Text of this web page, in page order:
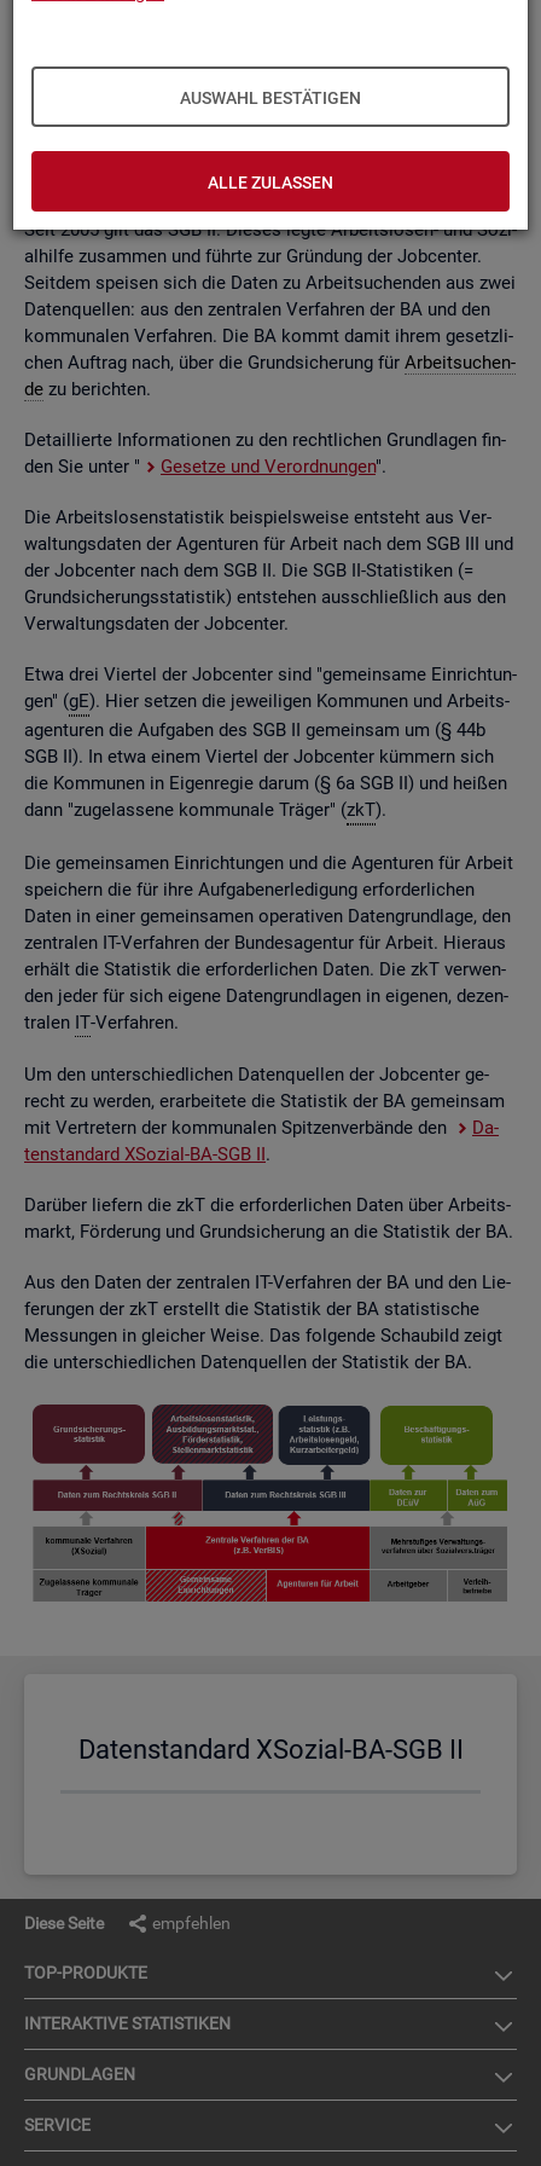
AUSWAHL BESTÄTIGEN
ALLE ZULASSEN
Grund­la­ge kön­nen Be­stän­de, Zu- und Ab­gän­ge,Dau­ern, Leis­
tungs­hö­hen und viele an­de­re sta­tis­ti­sche Mess­grö­ßen er­mit­
telt wer­den. Die Werte lie­gen re­gio­nal tief ge­glie­dert und
nach viel­fäl­ti­gen so­zio­de­mo­gra­fi­schen und er­werbs­bio­gra­fi­
Seit 2005 gilt das SGB II. Die­ses legte Ar­beits­lo­sen- und So­zi­
al­hil­fe zu­sam­men und führ­te zur Grün­dung der Job­cen­ter.
Seit­dem spei­sen sich die Daten zu Ar­beit­su­chen­den aus zwei
Da­ten­quel­len: aus den zen­tra­len Ver­fah­ren der BA und den
kom­mu­na­len Ver­fah­ren. Die BA kommt damit ihrem ge­setz­li­
chen Auf­trag nach, über die Grund­si­che­rung für Ar­beit­su­chen­
de zu be­rich­ten.
De­tail­lier­te In­for­ma­tio­nen zu den recht­li­chen Grund­la­gen fin­
den Sie unter "
Ge­set­ze und Ver­ord­nun­gen".
Die Ar­beits­lo­sen­sta­tis­tik bei­spiels­wei­se ent­steht aus Ver­
wal­tungs­da­ten der Agen­tu­ren für Ar­beit nach dem SGB III und
der Job­cen­ter nach dem SGB II. Die SGB II-Sta­tis­ti­ken (=
Grund­si­che­rungs­sta­tis­tik) ent­ste­hen aus­schlie­ß­lich aus den
Ver­wal­tungs­da­ten der Job­cen­ter.
Etwa drei Vier­tel der Job­cen­ter sind "ge­mein­sa­me Ein­rich­tun­
gen" (gE). Hier set­zen die je­wei­li­gen Kom­mu­nen und Ar­beits­
agen­tu­ren die Auf­ga­ben des SGB II ge­mein­sam um (§ 44b
SGB II). In etwa einem Vier­tel der Job­cen­ter küm­mern sich
die Kom­mu­nen in Ei­gen­re­gie darum (§ 6a SGB II) und hei­ßen
dann "zu­ge­las­se­ne kom­mu­na­le Trä­ger" (zkT).
Die ge­mein­sa­men Ein­rich­tun­gen und die Agen­tu­ren für Ar­beit
spei­chern die für ihre Auf­ga­ben­er­le­di­gung er­for­der­li­chen
Daten in einer ge­mein­sa­men ope­ra­ti­ven Da­ten­grund­la­ge, den
zen­tra­len IT-Ver­fah­ren der Bun­des­agen­tur für Ar­beit. Hier­aus
er­hält die Sta­tis­tik die er­for­der­li­chen Daten. Die zkT ver­wen­
den jeder für sich ei­ge­ne Da­ten­grund­la­gen in ei­ge­nen, de­zen­
tra­len IT-Ver­fah­ren.
Um den un­ter­schied­li­chen Da­ten­quel­len der Job­cen­ter ge­
recht zu wer­den, er­ar­bei­te­te die Sta­tis­tik der BA ge­mein­sam
mit Ver­tre­tern der kom­mu­na­len Spit­zen­ver­bän­de den
Da­
ten­stan­dard XSo­zi­al-BA-SGB II.
Dar­über lie­fern die zkT die er­for­der­li­chen Daten über Ar­beits­
markt, För­de­rung und Grund­si­che­rung an die Sta­tis­tik der BA.
Aus den Daten der zen­tra­len IT-Ver­fah­ren der BA und den Lie­
fe­run­gen der zkT er­stellt die Sta­tis­tik der BA sta­tis­ti­sche
Mes­sun­gen in glei­cher Weise. Das fol­gen­de Schau­bild zeigt
die un­ter­schied­li­chen Da­ten­quel­len der Sta­tis­tik der BA.
Da­ten­stan­dard XSo­zi­al-BA-SGB II
Diese Seite empfehlen
TOP-PRO­DUK­TE
IN­TER­AK­TI­VE STA­TIS­TI­KEN
GRUND­LA­GEN
SER­VICE